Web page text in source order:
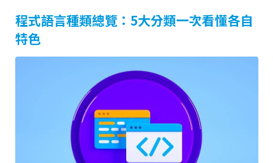
程式語言種類總覽：5大分類一次看懂各自
特色